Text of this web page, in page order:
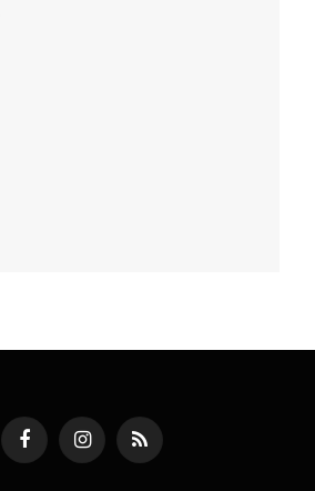
FacebookInstagramRSS